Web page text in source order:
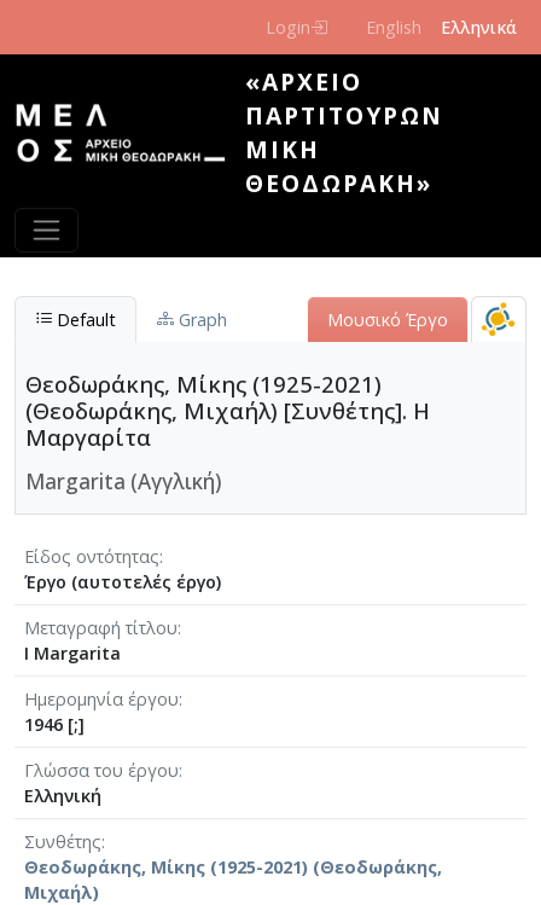
Login English Ελληνικά
«ΑΡΧΕΊΟ
ΠΑΡΤΙΤΟΎΡΩΝ
ΜΊΚΗ
ΘΕΟΔΩΡΆΚΗ»
Default Graph Μουσικό Έργο
Θεοδωράκης, Μίκης (1925-2021)
(Θεοδωράκης, Μιχαήλ) [Συνθέτης]. Η
Μαργαρίτα
Margarita (Αγγλική)
Είδος οντότητας
Έργο (αυτοτελές έργο)
Μεταγραφή τίτλου
I Margarita
Ημερομηνία έργου
1946 [;]
Γλώσσα του έργου
Ελληνική
Συνθέτης
Θεοδωράκης, Μίκης (1925-2021) (Θεοδωράκης,
Μιχαήλ)